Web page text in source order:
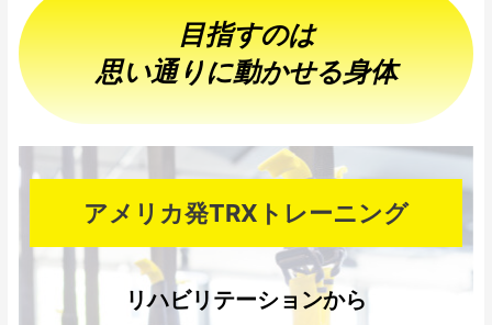
目指すのは
思い通りに動かせる身体
アメリカ発TRXトレーニング
リハビリテーションから